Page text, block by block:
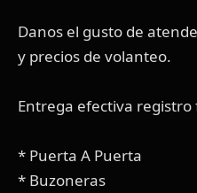
Danos el gusto de
y precios de volanteo.
Entrega efectiva
* Puerta A Puerta
* Buzoneras